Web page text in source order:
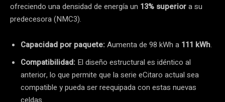
ofreciendo una densidad de energía un 13% superiora su
predecesora (NMC3).
Capacidad por paquete:Aumenta de 98 kWh a 111 kWh.
Compatibilidad: El diseño estructural es idéntico al
anterior, lo que permite que la serie eCitaro actual sea
compatible y pueda ser reequipada con estas nuevas
celdas.